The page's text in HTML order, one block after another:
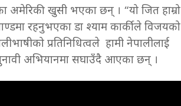
अमेरिकी खुसी भएका छन् । “यो जित हाम्रो
रहनुभएका डा श्याम कार्कीले विजयको
प्रतिनिधित्वले हामी नेपालीलाई
अभियानमा सघाउँदै आएका छन् ।